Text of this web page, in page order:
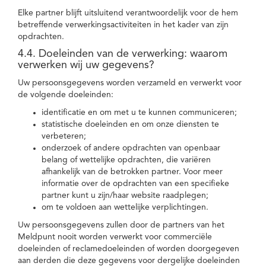
Elke partner blijft uitsluitend verantwoordelijk voor de hem
betreffende verwerkingsactiviteiten in het kader van zijn
opdrachten.
4.4. Doeleinden van de verwerking: waarom
verwerken wij uw gegevens?
Uw persoonsgegevens worden verzameld en verwerkt voor
de volgende doeleinden:
identificatie en om met u te kunnen communiceren;
statistische doeleinden en om onze diensten te
verbeteren;
onderzoek of andere opdrachten van openbaar
belang of wettelijke opdrachten, die variëren
afhankelijk van de betrokken partner. Voor meer
informatie over de opdrachten van een specifieke
partner kunt u zijn/haar website raadplegen;
om te voldoen aan wettelijke verplichtingen.
Uw persoonsgegevens zullen door de partners van het
Meldpunt nooit worden verwerkt voor commerciële
doeleinden of reclamedoeleinden of worden doorgegeven
aan derden die deze gegevens voor dergelijke doeleinden